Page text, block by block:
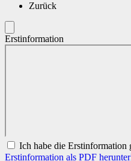
Zurück
Erstinformation
Ich habe die Erstinformation
Erstinformation als PDF